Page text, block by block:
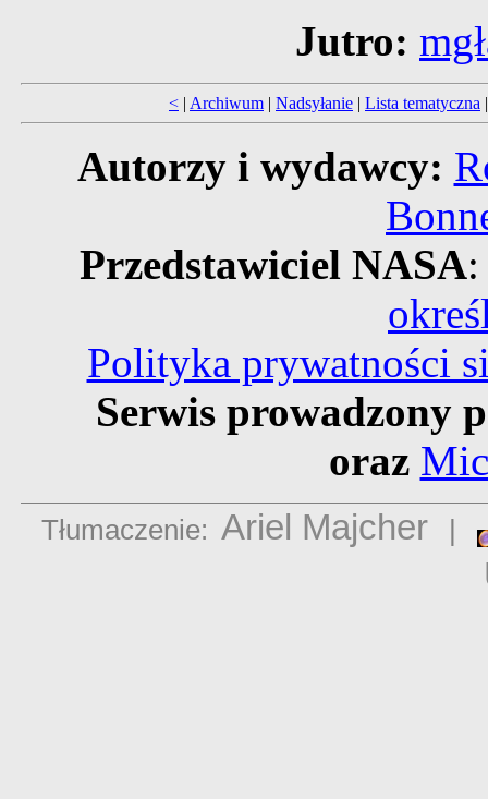
Jutro:
< Archiwum Nadsyłanie Lista tematyczna
Autorzy i wydawcy:
Przedstawiciel NASA
Polityka prywatności
Serwis prowadzony
oraz
Tłumaczenie: Ariel Majcher |